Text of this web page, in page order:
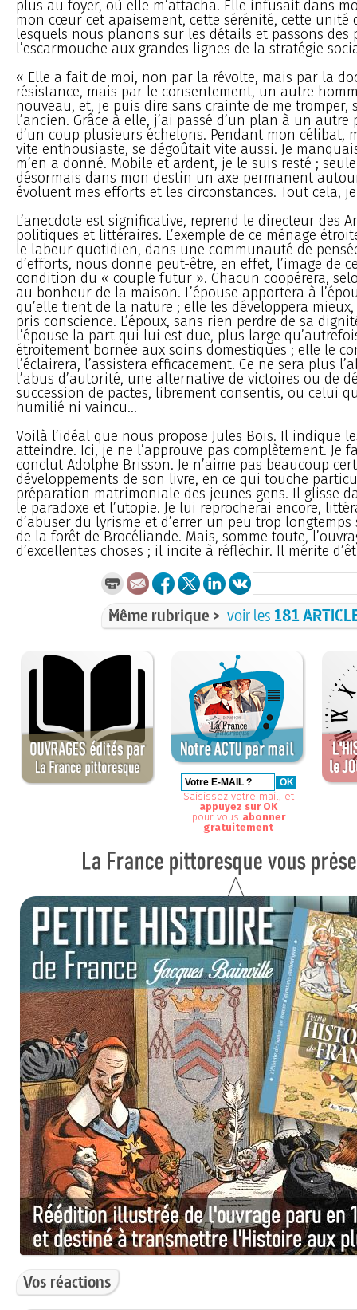
plus au foyer, où elle m’attacha. Elle infusait dans
mon cœur cet apaisement, cette sérénité, cette unité
lesquels nous planons sur les détails et passons des
l’escarmouche aux grandes lignes de la stratégie
« Elle a fait de moi, non par la révolte, mais par la
résistance, mais par le consentement, un autre
nouveau, et, je puis dire sans crainte de me tromper,
l’ancien. Grâce à elle, j’ai passé d’un plan à un
d’un coup plusieurs échelons. Pendant mon célibat,
vite enthousiaste, se dégoûtait vite aussi. Je
m’en a donné. Mobile et ardent, je le suis resté ;
désormais dans mon destin un axe permanent
évoluent mes efforts et les circonstances. Tout cela,
L’anecdote est significative, reprend le directeur des
politiques et littéraires. L’exemple de ce ménage
le labeur quotidien, dans une communauté de
d’efforts, nous donne peut-être, en effet, l’image de
condition du « couple futur ». Chacun coopérera,
au bonheur de la maison. L’épouse apportera à
qu’elle tient de la nature ; elle les développera
pris conscience. L’époux, sans rien perdre de sa
l’épouse la part qui lui est due, plus large
étroitement bornée aux soins domestiques ; elle le
l’éclairera, l’assistera efficacement. Ce ne sera plus
l’abus d’autorité, une alternative de victoires ou de
succession de pactes, librement consentis, ou celui
humilié ni vaincu...
Voilà l’idéal que nous propose Jules Bois. Il indique
atteindre. Ici, je ne l’approuve pas complètement. Je
conclut Adolphe Brisson. Je n’aime pas beaucoup
développements de son livre, en ce qui touche
préparation matrimoniale des jeunes gens. Il glisse
le paradoxe et l’utopie. Je lui reprocherai encore,
d’abuser du lyrisme et d’errer un peu trop longtemps
de la forêt de Brocéliande. Mais, somme toute,
d’excellentes choses ; il incite à réfléchir. Il mérite
Même rubrique > voir les 181
Saisissez votre mail, et
appuyez sur OK
pour vous abonner
gratuitement
Vos réactions